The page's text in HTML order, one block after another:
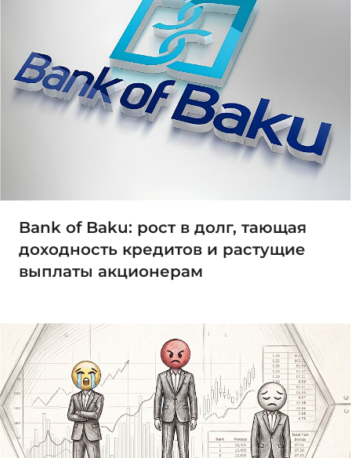
Bank of Baku: рост в долг, тающая
доходность кредитов и растущие
выплаты акционерам